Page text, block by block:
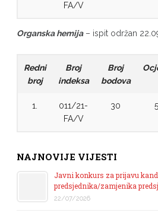
FA/V
Organska hemija– ispit održan
Redni
broj
Broj
indeksa
Broj
bodova
1.
011/21-
FA/V
30 5
NAJNOVIJE VIJESTI
Javni konkurs za prijavu
predsjednika/zamjenika
22/07/2026